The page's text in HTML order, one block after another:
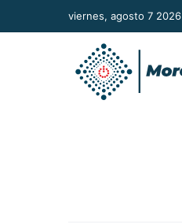
viernes, agosto 7 2026